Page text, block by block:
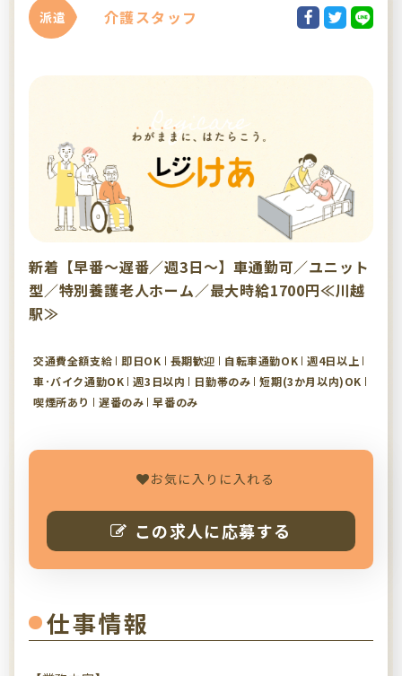
派遣 介護スタッフ
新着【早番～遅番／週3日～】車通勤可／ユニット
型／特別養護老人ホーム／最大時給1700円≪川越
駅≫
交通費全額支給 即日OK 長期歓迎 自転車通勤OK
週4日以上
車･バイク通勤OK
週3日以内 日勤帯のみ
短期(3か月以内)OK
喫煙所あり
遅番のみ 早番のみ
お気に入りに入れる
この求人に応募する
仕事情報